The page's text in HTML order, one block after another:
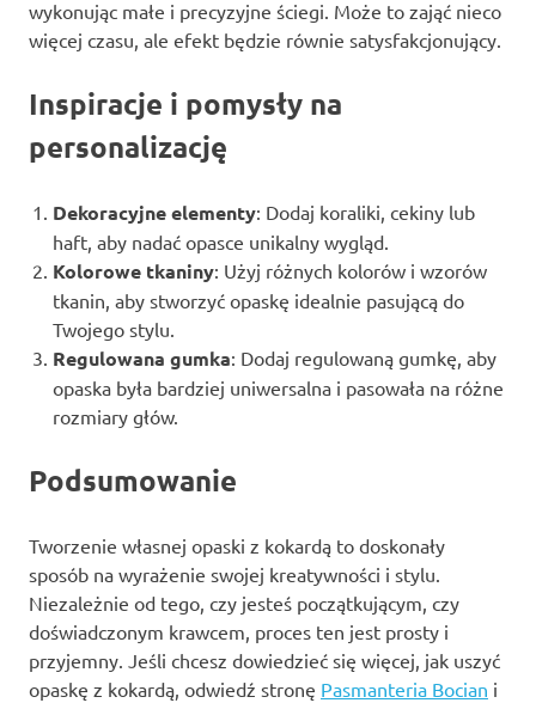
wykonując małe i precyzyjne ściegi. Może to zająć nieco
więcej czasu, ale efekt będzie równie satysfakcjonujący.
Inspiracje i pomysły na
personalizację
Dekoracyjne elementy: Dodaj koraliki, cekiny lub
haft, aby nadać opasce unikalny wygląd.
Kolorowe tkaniny: Użyj różnych kolorów i wzorów
tkanin, aby stworzyć opaskę idealnie pasującą do
Twojego stylu.
Regulowana gumka: Dodaj regulowaną gumkę, aby
opaska była bardziej uniwersalna i pasowała na różne
rozmiary głów.
Podsumowanie
Tworzenie własnej opaski z kokardą to doskonały
sposób na wyrażenie swojej kreatywności i stylu.
Niezależnie od tego, czy jesteś początkującym, czy
doświadczonym krawcem, proces ten jest prosty i
przyjemny. Jeśli chcesz dowiedzieć się więcej, jak uszyć
opaskę z kokardą, odwiedź stronę Pasmanteria Bocian i